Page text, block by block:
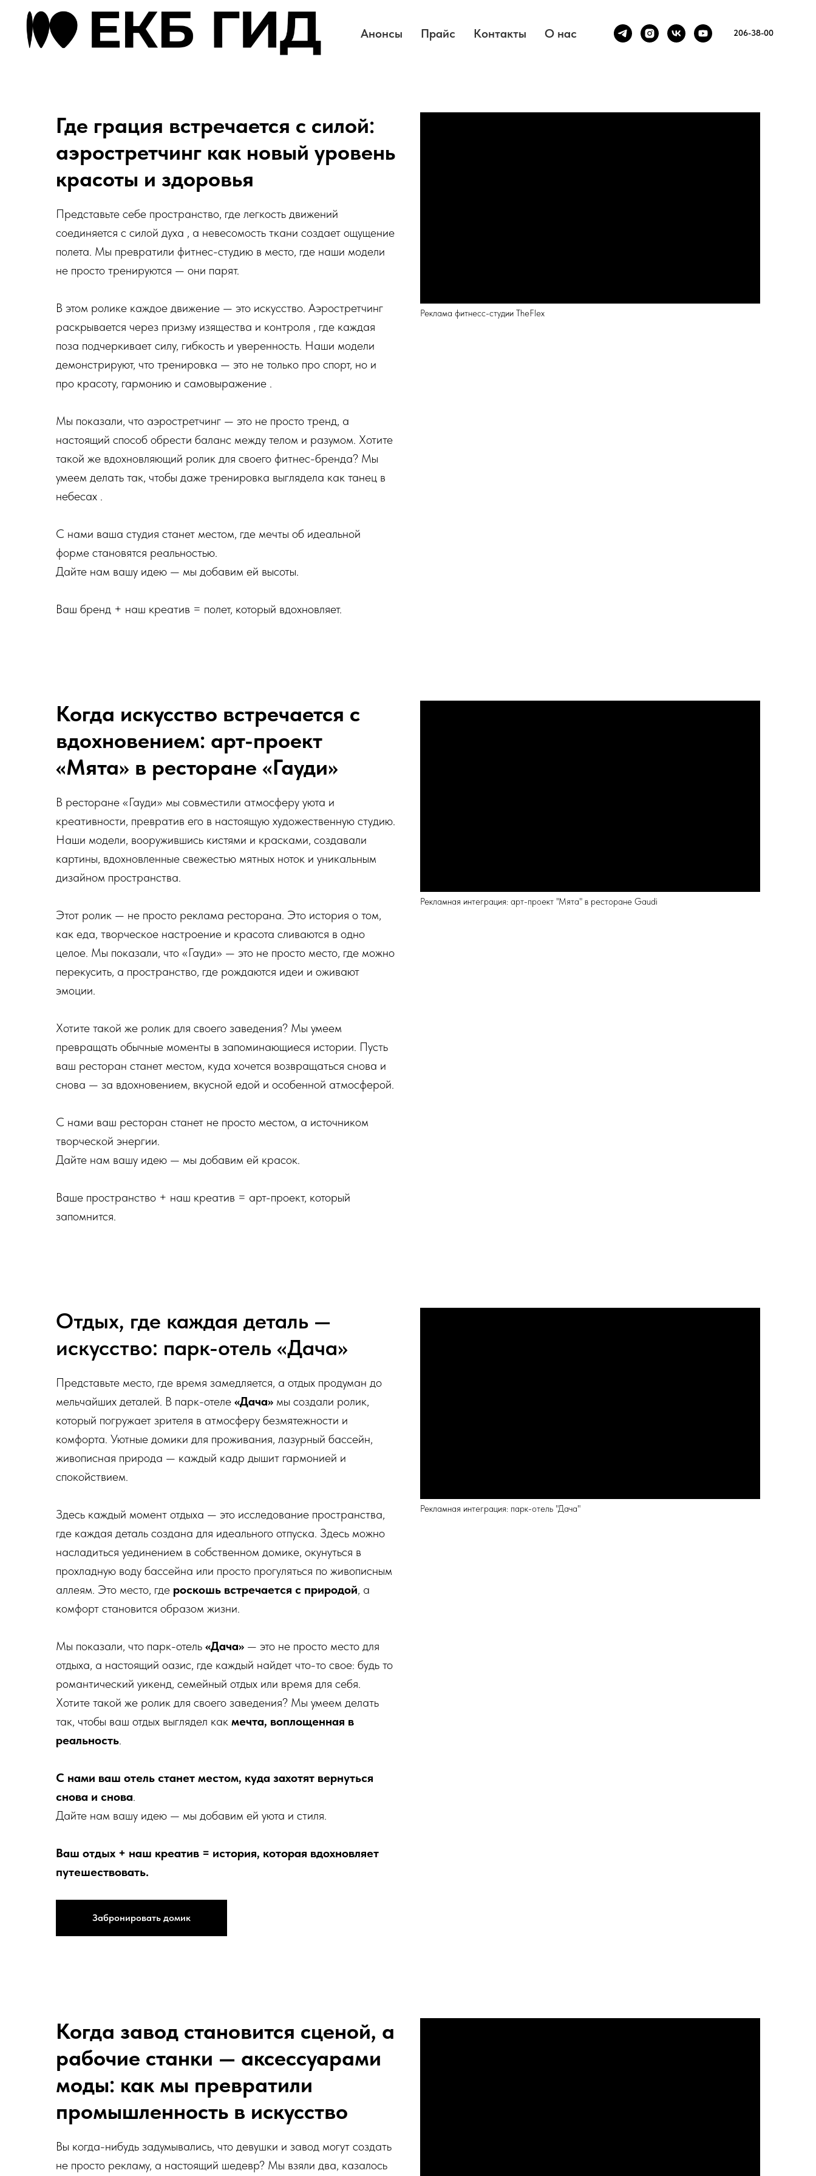
Анонсы Прайс Контакты О нас 206-38-00
Где грация встречается с силой:
аэростретчинг как новый уровень
красоты и здоровья
Представьте себе пространство, где легкость движений
соединяется с силой духа , а невесомость ткани создает ощущение
полета. Мы превратили фитнес-студию в место, где наши модели
не просто тренируются — они парят.
В этом ролике каждое движение — это искусство. Аэростретчинг
раскрывается через призму изящества и контроля , где каждая
поза подчеркивает силу, гибкость и уверенность. Наши модели
демонстрируют, что тренировка — это не только про спорт, но и
про красоту, гармонию и самовыражение .
Мы показали, что аэростретчинг — это не просто тренд, а
настоящий способ обрести баланс между телом и разумом. Хотите
такой же вдохновляющий ролик для своего фитнес-бренда? Мы
умеем делать так, чтобы даже тренировка выглядела как танец в
небесах .
С нами ваша студия станет местом, где мечты об идеальной
форме становятся реальностью.
Дайте нам вашу идею — мы добавим ей высоты.
Ваш бренд + наш креатив = полет, который вдохновляет.
Реклама фитнесс-студии TheFlex
Когда искусство встречается с
вдохновением: арт-проект
«Мята» в ресторане «Гауди»
В ресторане «Гауди» мы совместили атмосферу уюта и
креативности, превратив его в настоящую художественную студию.
Наши модели, вооружившись кистями и красками, создавали
картины, вдохновленные свежестью мятных ноток и уникальным
дизайном пространства.
Этот ролик — не просто реклама ресторана. Это история о том,
как еда, творческое настроение и красота сливаются в одно
целое. Мы показали, что «Гауди» — это не просто место, где можно
перекусить, а пространство, где рождаются идеи и оживают
эмоции.
Хотите такой же ролик для своего заведения? Мы умеем
превращать обычные моменты в запоминающиеся истории. Пусть
ваш ресторан станет местом, куда хочется возвращаться снова и
снова — за вдохновением, вкусной едой и особенной атмосферой.
С нами ваш ресторан станет не просто местом, а источником
творческой энергии.
Дайте нам вашу идею — мы добавим ей красок.
Ваше пространство + наш креатив = арт-проект, который
запомнится.
Рекламная интеграция: арт-проект "Мята" в ресторане Gaudi
Отдых, где каждая деталь —
искусство: парк-отель «Дача»
Представьте место, где время замедляется, а отдых продуман до
мельчайших деталей. В парк-отеле «Дача» мы создали ролик,
который погружает зрителя в атмосферу безмятежности и
комфорта. Уютные домики для проживания, лазурный бассейн,
живописная природа — каждый кадр дышит гармонией и
спокойствием.
Здесь каждый момент отдыха — это исследование пространства,
где каждая деталь создана для идеального отпуска. Здесь можно
насладиться уединением в собственном домике, окунуться в
прохладную воду бассейна или просто прогуляться по живописным
аллеям. Это место, где роскошь встречается с природой, а
комфорт становится образом жизни.
Мы показали, что парк-отель «Дача» — это не просто место для
отдыха, а настоящий оазис, где каждый найдет что-то свое: будь то
романтический уикенд, семейный отдых или время для себя.
Хотите такой же ролик для своего заведения? Мы умеем делать
так, чтобы ваш отдых выглядел как мечта, воплощенная в
реальность.
С нами ваш отель станет местом, куда захотят вернуться
снова и снова.
Дайте нам вашу идею — мы добавим ей уюта и стиля.
Ваш отдых + наш креатив = история, которая вдохновляет
путешествовать.
Забронировать домик
Рекламная интеграция: парк-отель "Дача"
Когда завод становится сценой, а
рабочие станки — аксессуарами
моды: как мы превратили
промышленность в искусство
Вы когда-нибудь задумывались, что девушки и завод могут создать
не просто рекламу, а настоящий шедевр? Мы взяли два, казалось